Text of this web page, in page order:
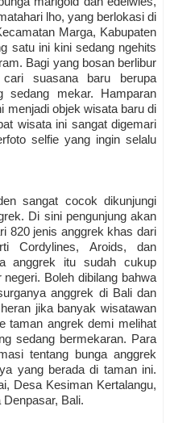
lho, yang berlokasi di
Marga, Kabupaten
satu ini kini sedang ngehits
Bagi yang bosan berlibur
suasana baru berupa
sedang mekar. Hamparan
menjadi objek wisata baru di
wisata ini sangat digemari
selfie yang ingin selalu
sangat cocok dikunjungi
Di sini pengunjung akan
820 jenis anggrek khas dari
Cordylines, Aroids, dan
anggrek itu sudah cukup
Boleh dibilang bahwa
anggrek di Bali dan
jika banyak wisatawan
taman angrek demi melihat
sedang bermekaran. Para
tentang bunga anggrek
yang berada di taman ini.
Desa Kesiman Kertalangu,
Bali.